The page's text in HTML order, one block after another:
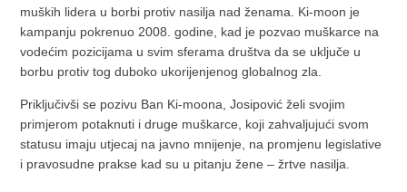
muških lidera u borbi protiv nasilja nad ženama. Ki-moon je
kampanju pokrenuo 2008. godine, kad je pozvao muškarce na
vodećim pozicijama u svim sferama društva da se uključe u
borbu protiv tog duboko ukorijenjenog globalnog zla.
Priključivši se pozivu Ban Ki-moona, Josipović želi svojim
primjerom potaknuti i druge muškarce, koji zahvaljujući svom
statusu imaju utjecaj na javno mnijenje, na promjenu legislative
i pravosudne prakse kad su u pitanju žene – žrtve nasilja.